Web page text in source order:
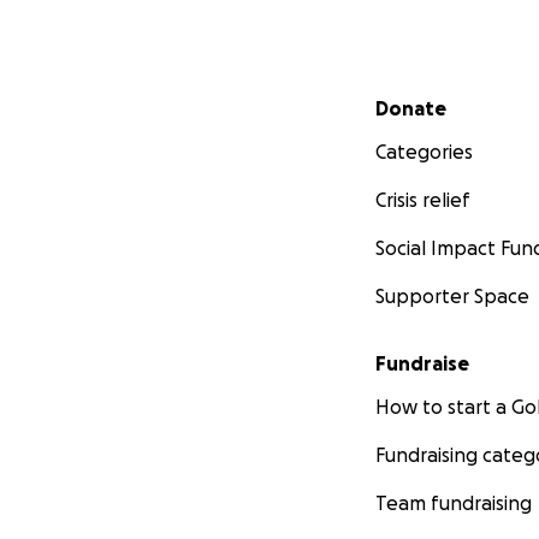
Secondary menu
Donate
Categories
Crisis relief
Social Impact
Supporter Space
Fundraise
How to start a
Fundraising
Team fundraising